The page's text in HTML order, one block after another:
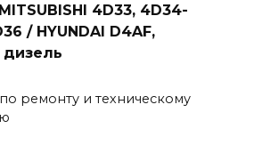
4D33, 4D34-
/ HYUNDAI D4AF,
дизель
ремонту и техническому